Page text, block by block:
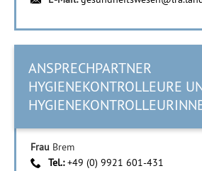
ANSPRECHPARTNER
HYGIENEKONTROLLEURE
Frau Brem
Tel.:+49 (0) 9921 601-431